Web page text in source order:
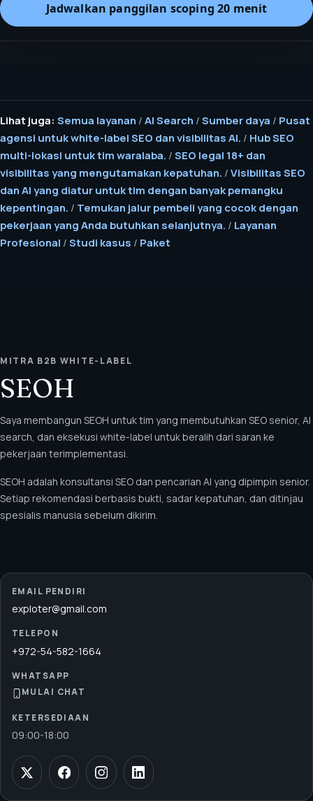
Jadwalkan panggilan scoping 20 menit
Lihat juga: Semua layanan / AI Search / Sumber daya / Pusat
agensi untuk white-label SEO dan visibilitas AI. / Hub SEO
multi-lokasi untuk tim waralaba. / SEO legal 18+ dan
visibilitas yang mengutamakan kepatuhan. / Visibilitas SEO
dan AI yang diatur untuk tim dengan banyak pemangku
kepentingan. / Temukan jalur pembeli yang cocok dengan
pekerjaan yang Anda butuhkan selanjutnya. / Layanan
Profesional / Studi kasus / Paket
MITRA B2B WHITE-LABEL
SEOH
Saya membangun SEOH untuk tim yang membutuhkan SEO senior, AI
search, dan eksekusi white-label untuk beralih dari saran ke
pekerjaan terimplementasi.
SEOH adalah konsultansi SEO dan pencarian AI yang dipimpin senior.
Setiap rekomendasi berbasis bukti, sadar kepatuhan, dan ditinjau
spesialis manusia sebelum dikirim.
EMAIL PENDIRI
exploter@gmail.com
TELEPON
+972-54-582-1664
WHATSAPP
MULAI CHAT
KETERSEDIAAN
09:00-18:00